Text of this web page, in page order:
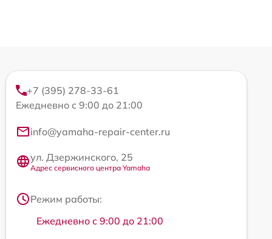
+7 (395) 278-33-61
Ежедневно с 9:00 до 21:00
info@yamaha-repair-center.ru
ул. Дзержинского, 25
Адрес сервисного центра Yamaha
Режим работы:
Ежедневно с 9:00 до 21:00